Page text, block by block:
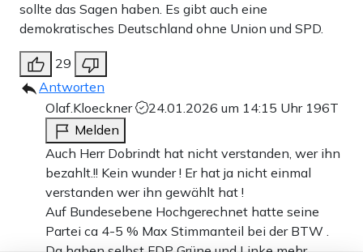
sollte das Sagen haben. Es gibt auch eine
demokratisches Deutschland ohne Union und SPD.
29
Antworten
Olaf.Kloeckner
24.01.2026 um 14:15 Uhr 196T
Melden
Auch Herr Dobrindt hat nicht verstanden, wer ihn
bezahlt.!! Kein wunder ! Er hat ja nicht einmal
verstanden wer ihn gewählt hat !
Auf Bundesebene Hochgerechnet hatte seine
Partei ca 4-5 % Max Stimmanteil bei der BTW .